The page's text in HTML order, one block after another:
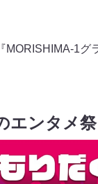
1グ
エンタメ